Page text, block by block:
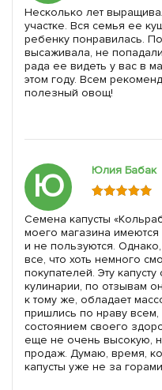
Несколько лет
участке. Вся семья ее
ребенку понравилась.
высаживала, не
рада ее видеть у вас в
этом году. Всем
полезный овощ!
Ю Юлия Бабак
Семена капусты
моего магазина имеются
и не пользуются.
все, что хоть немного
покупателей. Эту
кулинарии, по отзывам
к тому же, обладает
пришлись по нраву всем,
состоянием своего
еще не очень высокую,
продаж. Думаю, время,
капусты уже не за